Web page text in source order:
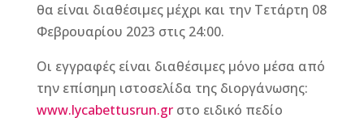
θα είναι διαθέσιμες μέχρι και την Τετάρτη 08
Φεβρουαρίου 2023 στις 24:00.
Οι εγγραφές είναι διαθέσιμες μόνο μέσα από
την επίσημη ιστοσελίδα της διοργάνωσης:
www.lycabettusrun.grστο ειδικό πεδίο